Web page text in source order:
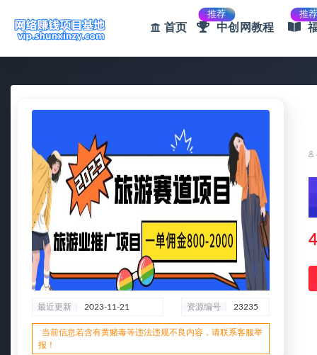
首页
推荐
中创网教程
推荐
最近更新 2023-11-21 资源编号 23235
当前信息若含有黄赌毒等违法违规不良内容，请联系客服举
报！